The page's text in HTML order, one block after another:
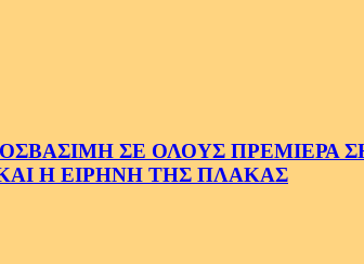
ΣΕ ΟΛΟΥΣ ΠΡΕΜΙΕΡΑ
Η ΕΙΡΗΝΗ ΤΗΣ ΠΛΑΚΑΣ